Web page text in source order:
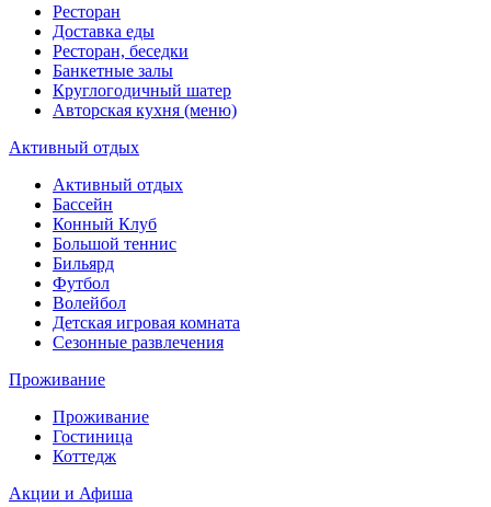
Ресторан
Доставка еды
Ресторан, беседки
Банкетные залы
Круглогодичный шатер
Авторская кухня (меню)
Активный отдых
Активный отдых
Бассейн
Конный Клуб
Большой теннис
Бильярд
Футбол
Волейбол
Детская игровая комната
Сезонные развлечения
Проживание
Проживание
Гостиница
Коттедж
Акции и Афиша